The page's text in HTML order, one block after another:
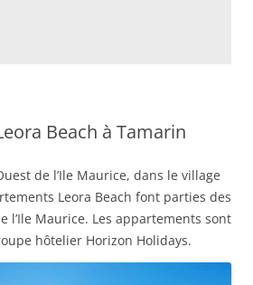
Beach à Tamarin
de l’Ile Maurice, dans le village
Leora Beach font parties des
l’Ile Maurice. Les appartements sont
hôtelier Horizon Holidays.